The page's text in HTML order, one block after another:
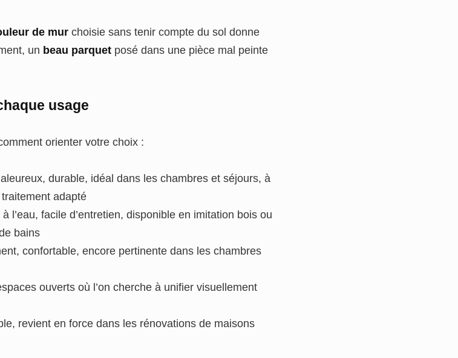
de mur choisie sans tenir compte du sol donne
un beau parquet posé dans une pièce mal peinte
usage
orienter votre choix :
durable, idéal dans les chambres et séjours, à
adapté
l’eau, facile d’entretien, disponible en imitation bois ou
bains
confortable, encore pertinente dans les chambres
ouverts où l’on cherche à unifier visuellement
revient en force dans les rénovations de maisons